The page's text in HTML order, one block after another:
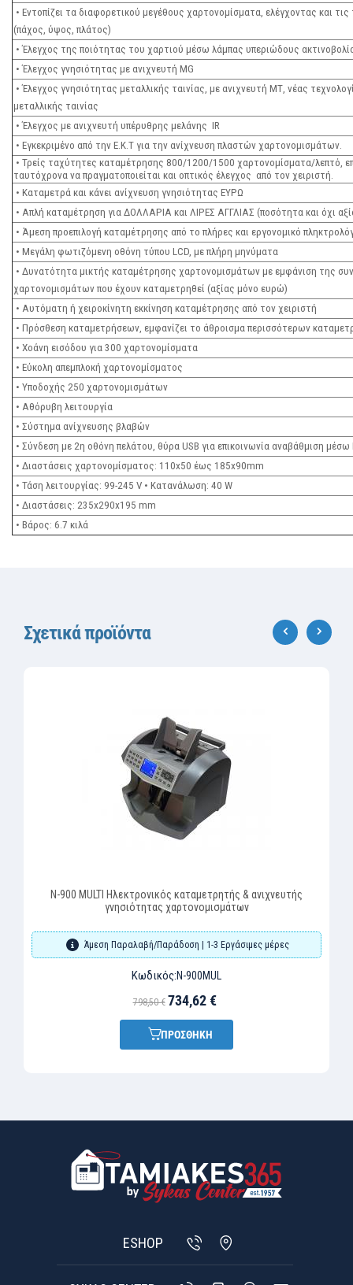
• Εντοπίζει τα διαφορετικού μεγέθους χαρτονομίσματα, ελέγχοντας και
(πάχος, ύψος, πλάτος)
• Έλεγχος της ποιότητας του χαρτιού μέσω λάμπας υπεριώδους
• Έλεγχος γνησιότητας με ανιχνευτή MG
• Έλεγχος γνησιότητας μεταλλικής ταινίας, με ανιχνευτή MΤ, νέας
μεταλλικής ταινίας
• Έλεγχος με ανιχνευτή υπέρυθρης μελάνης IR
• Εγκεκριμένο από την Ε.Κ.Τ για την ανίχνευση πλαστών χαρτονομισμάτων.
• Τρείς ταχύτητες καταμέτρησης 800/1200/1500 χαρτονομίσματα/λεπτό,
ταυτόχρονα να πραγματοποιείται και οπτικός έλεγχος από τον χειριστή.
• Καταμετρά και κάνει ανίχνευση γνησιότητας ΕΥΡΩ
• Απλή καταμέτρηση για ΔΟΛΛΑΡΙΑ και ΛΙΡΕΣ ΑΓΓΛΙΑΣ (ποσότητα και όχι
• Άμεση προεπιλογή καταμέτρησης από το πλήρες και εργονομικό
• Μεγάλη φωτιζόμενη οθόνη τύπου LCD, με πλήρη μηνύματα
• Δυνατότητα μικτής καταμέτρησης χαρτονομισμάτων με εμφάνιση της
χαρτονομισμάτων που έχουν καταμετρηθεί (αξίας μόνο ευρώ)
• Αυτόματη ή χειροκίνητη εκκίνηση καταμέτρησης από τον χειριστή
• Πρόσθεση καταμετρήσεων, εμφανίζει το άθροισμα περισσότερων
• Χοάνη εισόδου για 300 χαρτονομίσματα
• Εύκολη απεμπλοκή χαρτονομίσματος
• Yποδοχής 250 χαρτονομισμάτων
• Αθόρυβη λειτουργία
• Σύστημα ανίχνευσης βλαβών
• Σύνδεση με 2η οθόνη πελάτου, θύρα USB για επικοινωνία αναβάθμιση
• Διαστάσεις χαρτονομίσματος: 110x50 έως 185x90mm
• Τάση λειτουργίας: 99-245 V • Κατανάλωση: 40 W
• Διαστάσεις: 235x290x195 mm
• Βάρος: 6.7 κιλά
Σχετικά προϊόντα
N-900 MULTI Ηλεκτρονικός καταμετρητής & ανιχνευτής
γνησιότητας χαρτονομισμάτων
Άμεση Παραλαβή/Παράδοση | 1-3 Εργάσιμες μέρες
Κωδικός:N-900MUL
798,50 € 734,62 €
ΠΡΟΣΘΗΚΗ
ESHOP